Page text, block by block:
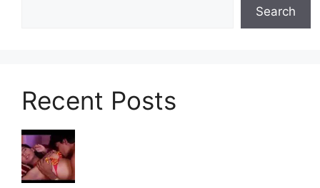
Search
Recent Posts